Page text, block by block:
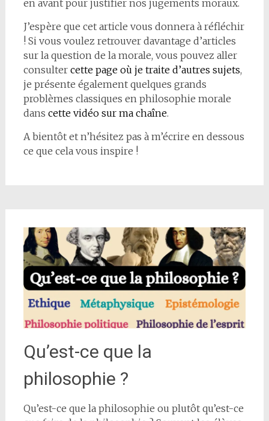
en avant pour justifier nos jugements moraux.
J’espère que cet article vous donnera à réfléchir
! Si vous voulez retrouver davantage d’articles
sur la question de la morale, vous pouvez aller
consulter cette page où je traite d’autres sujets,
je présente également quelques grands
problèmes classiques en philosophie morale
dans cette vidéo sur ma chaîne.
A bientôt et n’hésitez pas à m’écrire en dessous
ce que cela vous inspire !
Qu’est-ce que la
philosophie ?
Qu’est-ce que la philosophie ou plutôt qu’est-ce